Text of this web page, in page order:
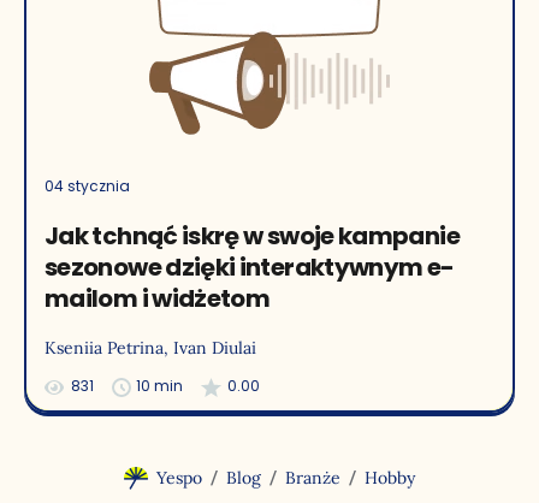
04 stycznia
Jak tchnąć iskrę w swoje kampanie
sezonowe dzięki interaktywnym e-
mailom i widżetom
Kseniia Petrina, Ivan Diulai
831 10 min 0.00
Yespo / Blog / Branże / Hobby